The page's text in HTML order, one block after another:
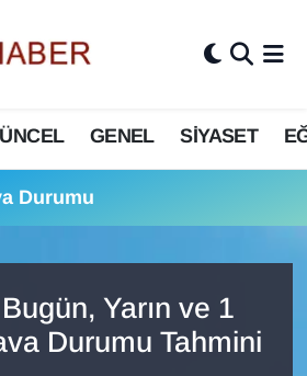
GENEL SİYASET
Durumu
Yarın ve 1
Durumu Tahmini
Durumu ve Fikstür